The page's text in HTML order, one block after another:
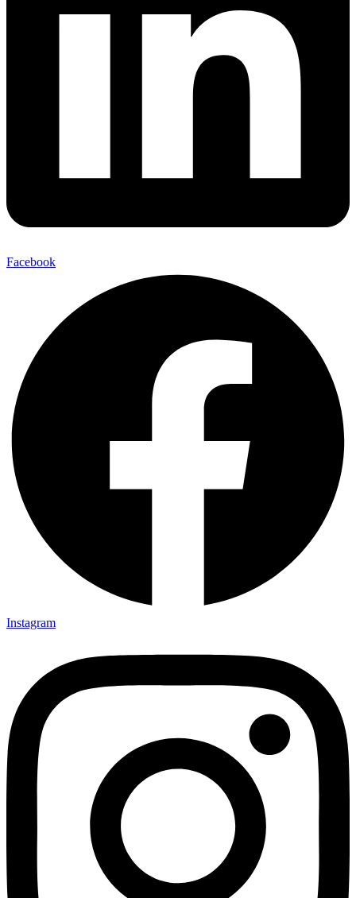
Facebook
Instagram